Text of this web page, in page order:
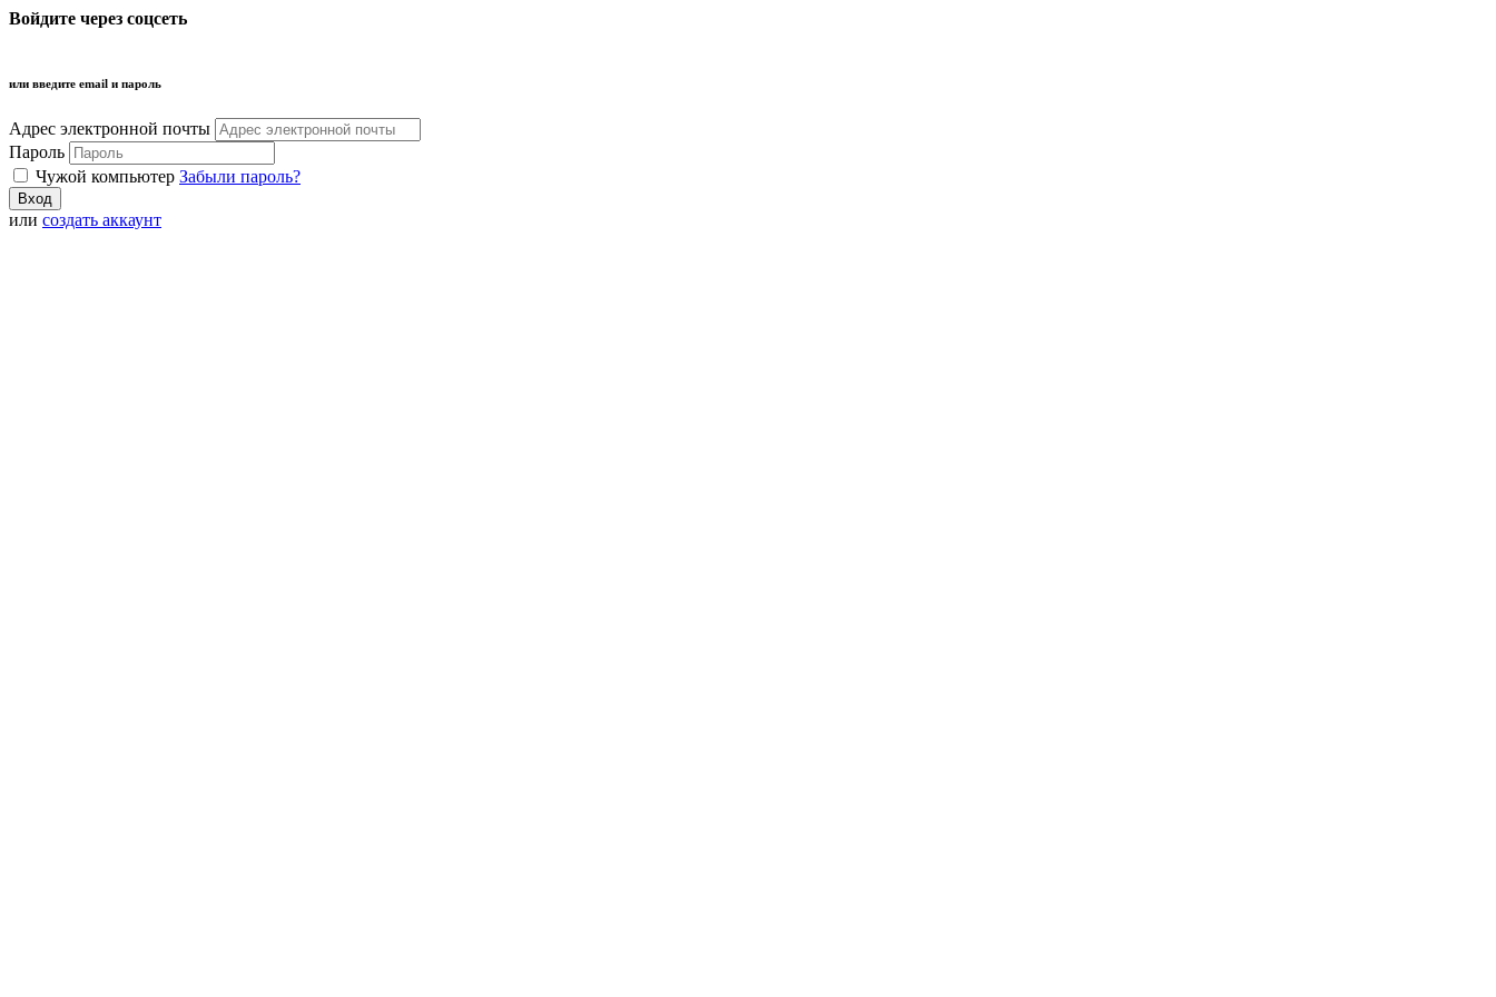
Войдите через соцсеть
или введите email и пароль
Адрес электронной почты
Пароль
Чужой компьютер Забыли пароль?
или создать аккаунт